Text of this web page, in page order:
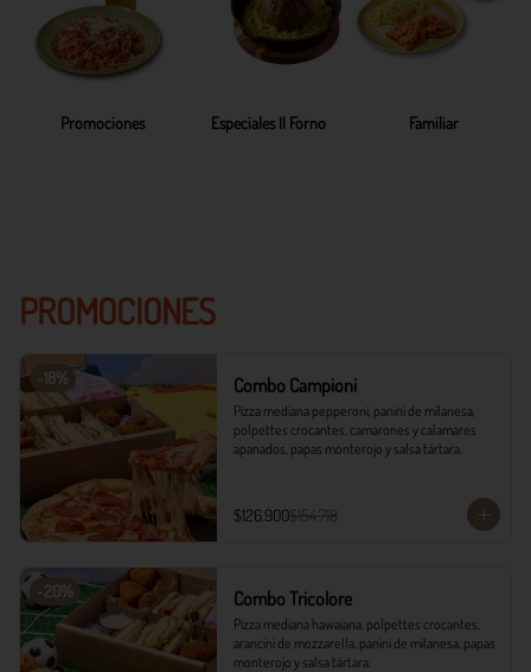
Promociones Especiales Il Forno Familiar
PROMOCIONES
-18% Combo Campioni
Pizza mediana pepperoni, panini de milanesa,
polpettes crocantes, camarones y calamares
apanados, papas monterojo y salsa tártara.
$126.900$154.718
-20% Combo Tricolore
Pizza mediana hawaiana, polpettes crocantes,
arancini de mozzarella, panini de milanesa, papas
monterojo y salsa tártara.